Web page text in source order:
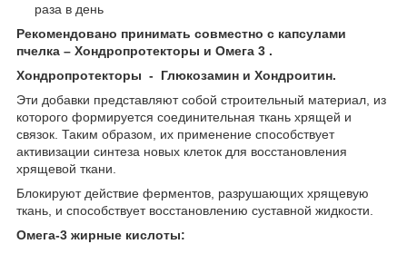
раза в день
Рекомендовано принимать совместно с капсулами
пчелка – Хондропротекторы и Омега 3 .
Хондропротекторы - Глюкозамин и Хондроитин.
Эти добавки представляют собой строительный материал, из
которого формируется соединительная ткань хрящей и
связок. Таким образом, их применение способствует
активизации синтеза новых клеток для восстановления
хрящевой ткани.
Блокируют действие ферментов, разрушающих хрящевую
ткань, и способствует восстановлению суставной жидкости.
Омега-3 жирные кислоты: